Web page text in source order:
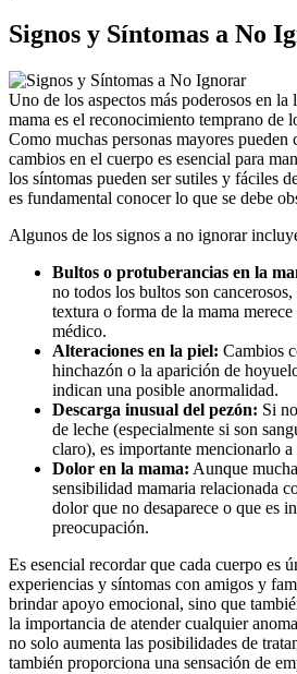
Signos y Síntomas a No
Uno de los aspectos más poderosos en la
mama es el reconocimiento temprano de
Como muchas personas mayores pueden
cambios en el cuerpo es esencial para
los síntomas pueden ser sutiles y fáciles
es fundamental conocer lo que se debe
Algunos de los signos a no ignorar
Bultos o protuberancias en la
no todos los bultos son
textura o forma de la mama
médico.
Alteraciones en la piel: Cambios
hinchazón o la aparición de
indican una posible anormalidad.
Descarga inusual del pezón: Si
de leche (especialmente si son
claro), es importante mencionarlo
Dolor en la mama: Aunque
sensibilidad mamaria relacionada
dolor que no desaparece o que es
preocupación.
Es esencial recordar que cada cuerpo es
experiencias y síntomas con amigos y
brindar apoyo emocional, sino que
la importancia de atender cualquier
no solo aumenta las posibilidades de
también proporciona una sensación de